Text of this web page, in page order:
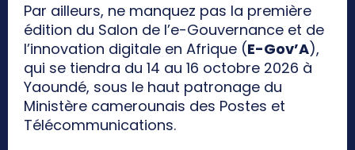
Par ailleurs, ne manquez pas la première
édition du Salon de l’e-Gouvernance et de
l’innovation digitale en Afrique (E-Gov’A),
qui se tiendra du 14 au 16 octobre 2026 à
Yaoundé, sous le haut patronage du
Ministère camerounais des Postes et
Télécommunications.